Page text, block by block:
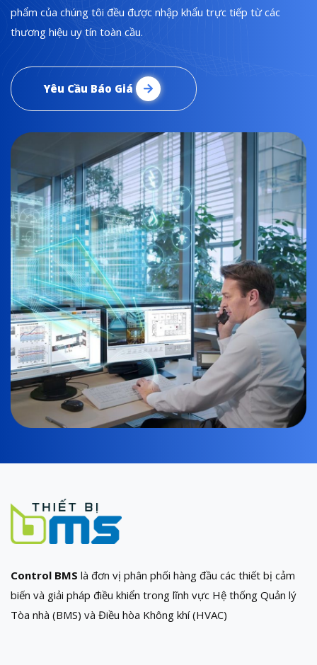
phẩm của chúng tôi đều được nhập khẩu trực tiếp từ các
thương hiệu uy tín toàn cầu.
Yêu Cầu Báo Giá
Control BMS là đơn vị phân phối hàng đầu các thiết bị cảm
biến và giải pháp điều khiển trong lĩnh vực Hệ thống Quản lý
Tòa nhà (BMS) và Điều hòa Không khí (HVAC)